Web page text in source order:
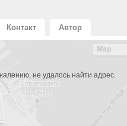
Контакт Автор
не удалось найти адрес.